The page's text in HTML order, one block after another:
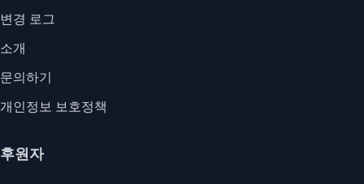
변경 로그
소개
문의하기
개인정보 보호정책
후원자